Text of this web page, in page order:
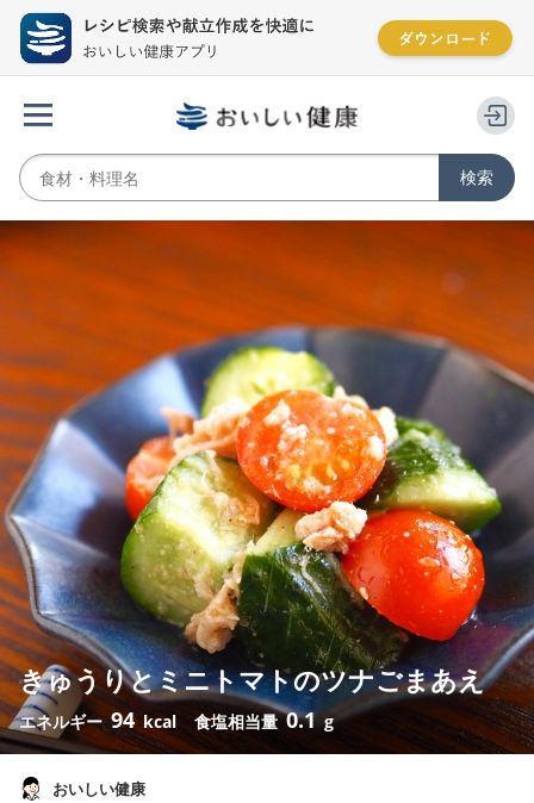
きゅうりとミニトマトのツナごまあえ
エネルギー94 kcal 食塩相当量0.1 g
おいしい健康